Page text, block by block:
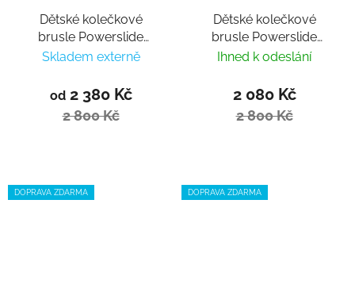
Dětské kolečkové
brusle Powerslide
Rocket Motley
Skladem externě
od2 380 Kč
2 800 Kč
Dětské kolečkové
brusle Powerslide
Rocket Pale Mauve
Ihned k odeslání
2 080 Kč
2 800 Kč
DOPRAVA ZDARMA DOPRAVA ZDARMA